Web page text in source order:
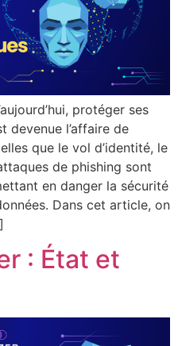
protéger ses
devenue l’affaire de
que le vol d’identité, le
de phishing sont
en danger la sécurité
Dans cet article, on
: État et